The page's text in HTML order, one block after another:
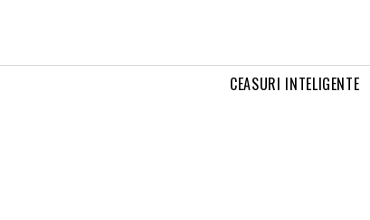
CEASURI INTELIGENTE